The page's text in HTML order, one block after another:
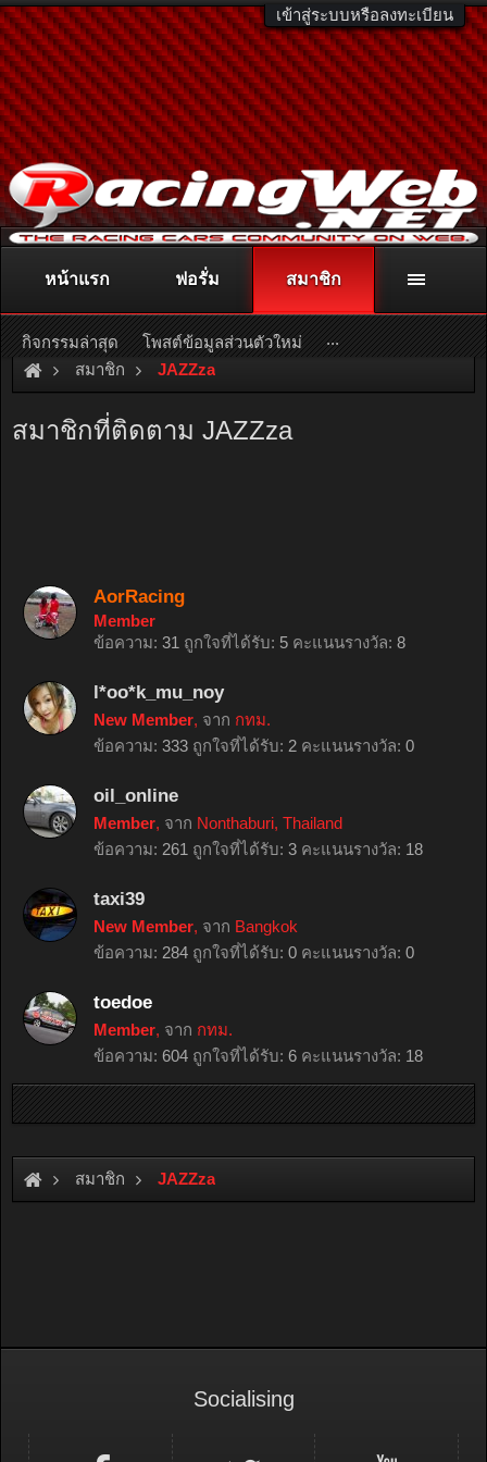
เข้าสู่ระบบหรือลงทะเบียน
ติดต่อลงโฆษณา racingweb@gmail.comหรือโทร. 081-811-1138
หรืออ่านรายละเอียดเพิ่มเติม คลิกที่นี่
สมาชิก JAZZza
สมาชิกที่ติดตาม JAZZza
AorRacing
Member
ข้อความ: 31 ถูกใจที่ได้รับ: 5 คะแนนรางวัล: 8
l*oo*k_mu_noy
New Member, จาก กทม.
ข้อความ: 333 ถูกใจที่ได้รับ: 2 คะแนนรางวัล: 0
oil_online
Member, จาก Nonthaburi, Thailand
ข้อความ: 261 ถูกใจที่ได้รับ: 3 คะแนนรางวัล: 18
taxi39
New Member, จาก Bangkok
ข้อความ: 284 ถูกใจที่ได้รับ: 0 คะแนนรางวัล: 0
toedoe
Member, จาก กทม.
ข้อความ: 604 ถูกใจที่ได้รับ: 6 คะแนนรางวัล: 18
สมาชิก JAZZza
หน้าแรก ฟอรั่ม สมาชิก
กิจกรรมล่าสุด โพสต์ข้อมูลส่วนตัวใหม่ ...
Socialising